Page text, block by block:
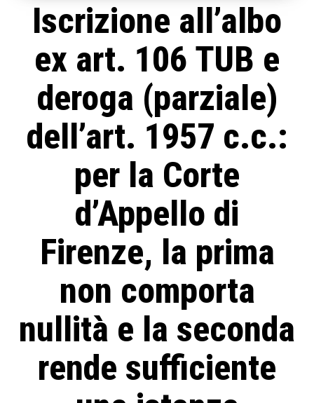
Iscrizione all’albo
ex art. 106 TUB e
deroga (parziale)
dell’art. 1957 c.c.:
per la Corte
d’Appello di
Firenze, la prima
non comporta
nullità e la seconda
rende sufficiente